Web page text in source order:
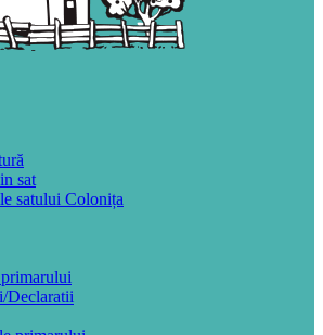
sat
satului Colonița
Declaratii